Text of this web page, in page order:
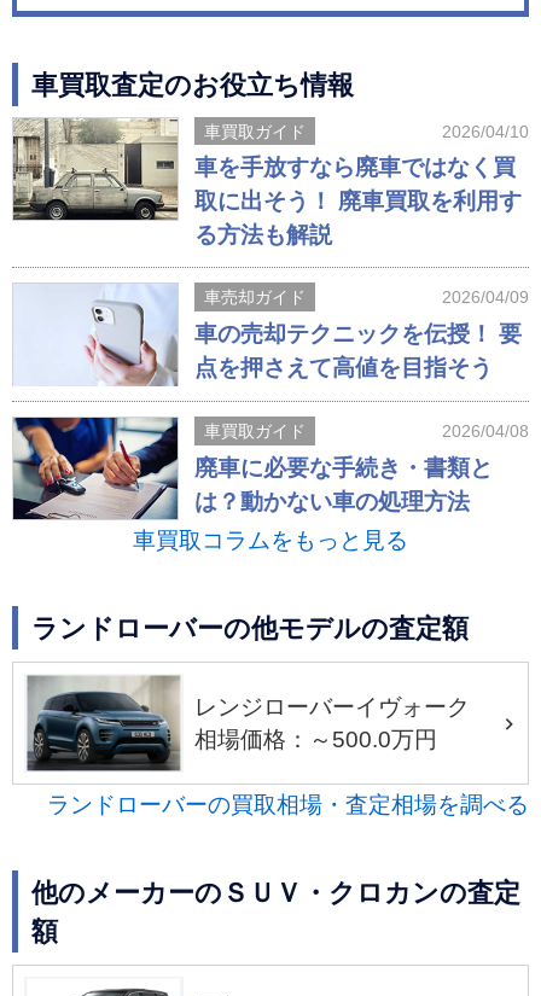
車買取査定のお役立ち情報
車買取ガイド 2026/04/10
車を手放すなら廃車ではなく買
取に出そう！ 廃車買取を利用す
る方法も解説
車売却ガイド 2026/04/09
車の売却テクニックを伝授！ 要
点を押さえて高値を目指そう
車買取ガイド 2026/04/08
廃車に必要な手続き・書類と
は？動かない車の処理方法
車買取コラムをもっと見る
ランドローバーの他モデルの査定額
レンジローバーイヴォーク
相場価格：～500.0万円
ランドローバーの買取相場・査定相場を調べる
他のメーカーのＳＵＶ・クロカンの査定
額